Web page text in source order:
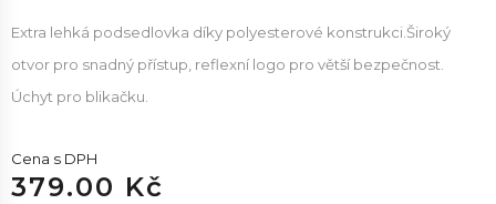
Extra lehká podsedlovka díky polyesterové konstrukci.Široký
otvor pro snadný přístup, reflexní logo pro větší bezpečnost.
Úchyt pro blikačku.
Cena s DPH
379.00 Kč